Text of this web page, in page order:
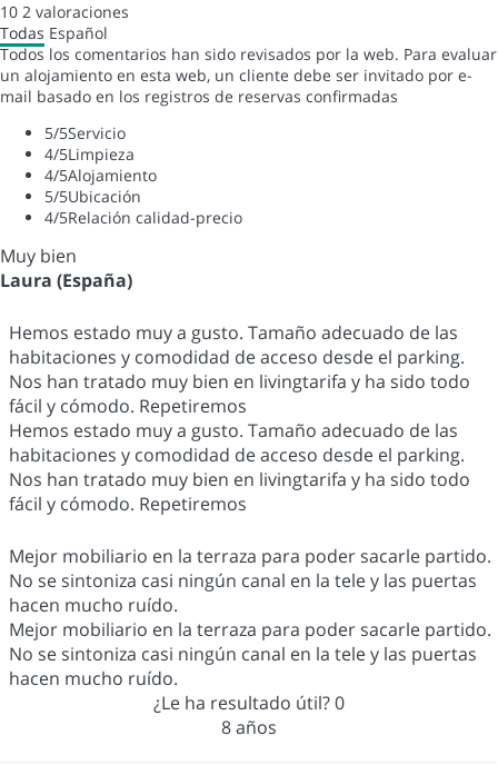
10 2 valoraciones
Todas Español
Todos los comentarios han sido revisados por la web. Para evaluar
un alojamiento en esta web, un cliente debe ser invitado por e-
mail basado en los registros de reservas confirmadas
5/5Servicio
4/5Limpieza
4/5Alojamiento
5/5Ubicación
4/5Relación calidad-precio
Muy bien
Laura (España)
Hemos estado muy a gusto. Tamaño adecuado de las
habitaciones y comodidad de acceso desde el parking.
Nos han tratado muy bien en livingtarifa y ha sido todo
fácil y cómodo. Repetiremos
Hemos estado muy a gusto. Tamaño adecuado de las
habitaciones y comodidad de acceso desde el parking.
Nos han tratado muy bien en livingtarifa y ha sido todo
fácil y cómodo. Repetiremos
Mejor mobiliario en la terraza para poder sacarle partido.
No se sintoniza casi ningún canal en la tele y las puertas
hacen mucho ruído.
Mejor mobiliario en la terraza para poder sacarle partido.
No se sintoniza casi ningún canal en la tele y las puertas
hacen mucho ruído.
¿Le ha resultado útil?0
8 años